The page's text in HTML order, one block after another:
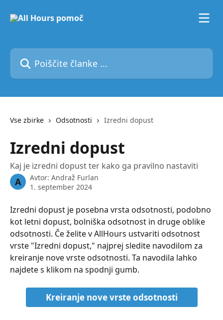
Poiščite članke ...
Vse zbirke Odsotnosti Izredni dopust
Izredni dopust
Kaj je izredni dopust ter kako ga pravilno nastaviti
A Avtor: Andraž Furlan
1. september 2024
Izredni dopust je posebna vrsta odsotnosti, podobno
kot letni dopust, bolniška odsotnost in druge oblike
odsotnosti. Če želite v AllHours ustvariti odsotnost
vrste "Izredni dopust," najprej sledite navodilom za
kreiranje nove vrste odsotnosti. Ta navodila lahko
najdete s klikom na spodnji gumb.
Kreiranje nove vrste odsotnosti